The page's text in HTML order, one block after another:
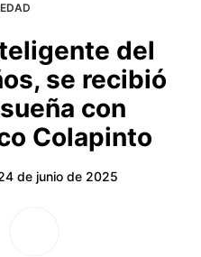
del
se recibió
con
Colapinto
de junio de 2025